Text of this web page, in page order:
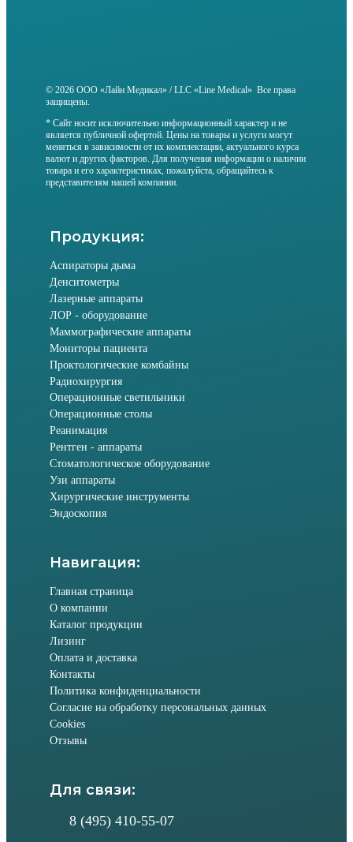
© 2026 ООО «Лайн Медикал» / LLC «Line Medical» Все права
защищены.
* Сайт носит исключительно информационный характер и не
является публичной офертой. Цены на товары и услуги могут
меняться в зависимости от их комплектации, актуального курса
валют и других факторов. Для получения информации о наличии
товара и его характеристиках, пожалуйста, обращайтесь к
представителям нашей компании.
Продукция:
Аспираторы дыма
Денситометры
Лазерные аппараты
ЛОР - оборудование
Маммографические аппараты
Мониторы пациента
Проктологические комбайны
Радиохирургия
Операционные светильники
Операционные столы
Реанимация
Рентген - аппараты
Стоматологическое оборудование
Узи аппараты
Хирургические инструменты
Эндоскопия
Навигация:
Главная страница
О компании
Каталог продукции
Лизинг
Оплата и доставка
Контакты
Политика конфиденциальности
Согласие на обработку персональных данных
Cookies
Отзывы
Для связи:
8 (495) 410-55-07